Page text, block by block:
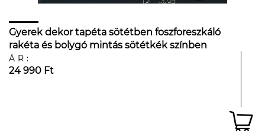
Gyerek dekor tapéta sötétben foszforeszkáló
rakéta és bolygó mintás sötétkék színben
ÁR:
24 990 Ft